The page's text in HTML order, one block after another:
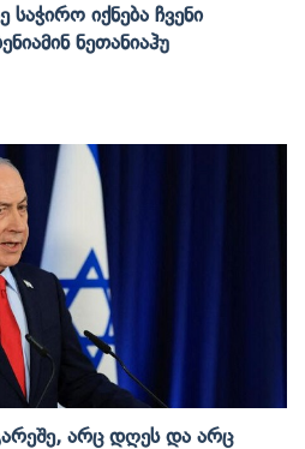
Საჭირო Იქნება Ჩვენი
Ნეთანიაჰუ
Არც Დღეს Და Არც